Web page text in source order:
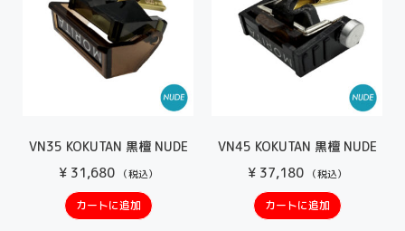
VN35 KOKUTAN 黒檀 NUDE
¥31,680 （税込）
カートに追加
VN45 KOKUTAN 黒檀 NUDE
¥37,180 （税込）
カートに追加